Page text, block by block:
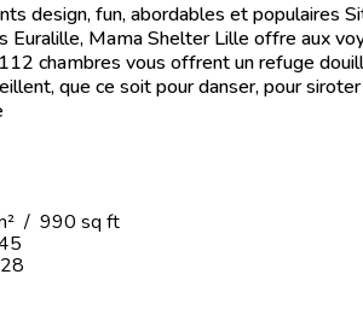
design, fun, abordables et populaires
Mama Shelter Lille offre aux
chambres vous offrent un refuge
que ce soit pour danser, pour
/ 990 sq ft